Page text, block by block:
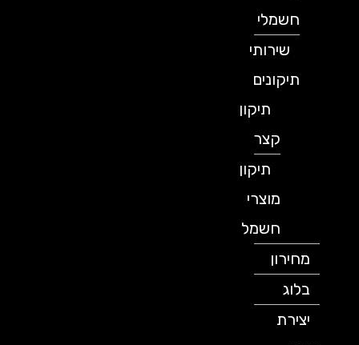
חשמלי
שירותי
תיקונים
תיקון
תיקון
מוצרי
חשמל
מחירון
יצירת